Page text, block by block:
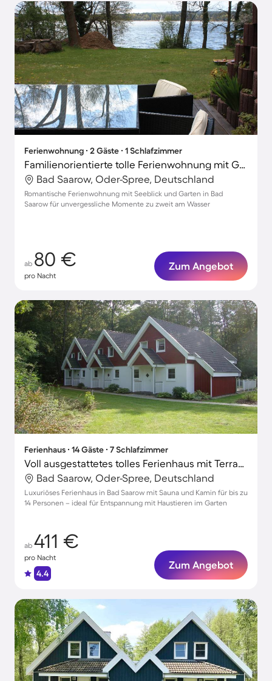
Ferienwohnung ∙ 2 Gäste ∙ 1 Schlafzimmer
Familienorientierte tolle Ferienwohnung mit Garten und Grill | Wasserblick
Bad Saarow, Oder-Spree, Deutschland
Romantische Ferienwohnung mit Seeblick und Garten in Bad
Saarow für unvergessliche Momente zu zweit am Wasser
ab 80 €
pro Nacht
Zum Angebot
Ferienhaus ∙ 14 Gäste ∙ 7 Schlafzimmer
Voll ausgestattetes tolles Ferienhaus mit Terrasse, Whirlpool und Grill | Haustierfreundlich
Bad Saarow, Oder-Spree, Deutschland
Luxuriöses Ferienhaus in Bad Saarow mit Sauna und Kamin für bis zu
14 Personen – ideal für Entspannung mit Haustieren im Garten
ab 411 €
pro Nacht
4.4
Zum Angebot